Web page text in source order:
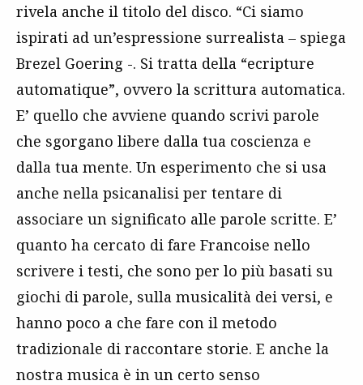
rivela anche il titolo del disco. “Ci siamo
ispirati ad un’espressione surrealista – spiega
Brezel Goering -. Si tratta della “ecripture
automatique”, ovvero la scrittura automatica.
E’ quello che avviene quando scrivi parole
che sgorgano libere dalla tua coscienza e
dalla tua mente. Un esperimento che si usa
anche nella psicanalisi per tentare di
associare un significato alle parole scritte. E’
quanto ha cercato di fare Francoise nello
scrivere i testi, che sono per lo più basati su
giochi di parole, sulla musicalità dei versi, e
hanno poco a che fare con il metodo
tradizionale di raccontare storie. E anche la
nostra musica è in un certo senso